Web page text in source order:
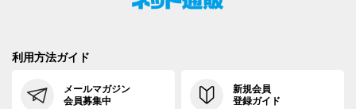
利用方法ガイド
メールマガジン
会員募集中
新規会員
登録ガイド